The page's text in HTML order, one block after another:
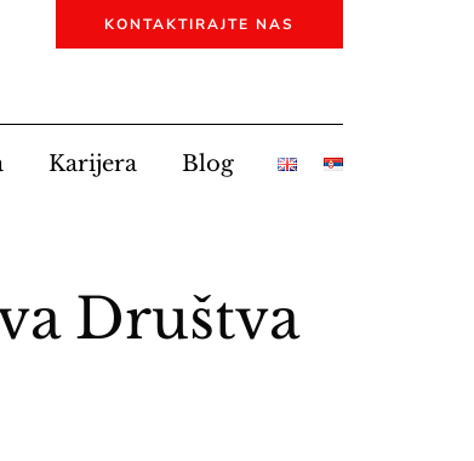
KONTAKTIRAJTE NAS
Karijera Blog
Društva